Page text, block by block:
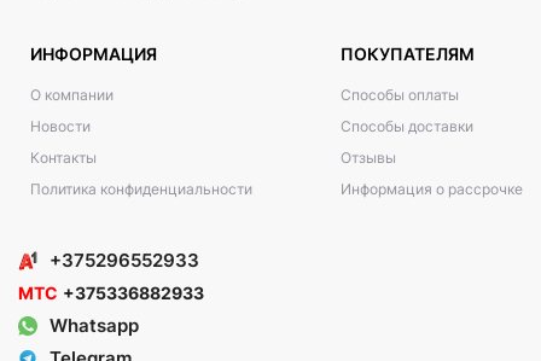
ИНФОРМАЦИЯ
О компании
Новости
Контакты
Политика конфиденциальности
ПОКУПАТЕЛЯМ
Способы оплаты
Способы доставки
Отзывы
Информация о рассрочке
+375296552933
МТС +375336882933
Whatsapp